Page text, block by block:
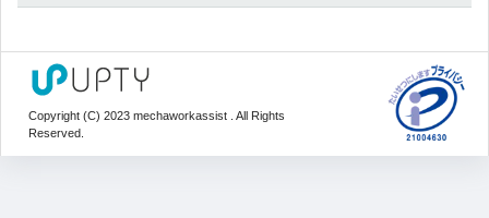
Copyright (C) 2023 mechaworkassist . All Rights
Reserved.